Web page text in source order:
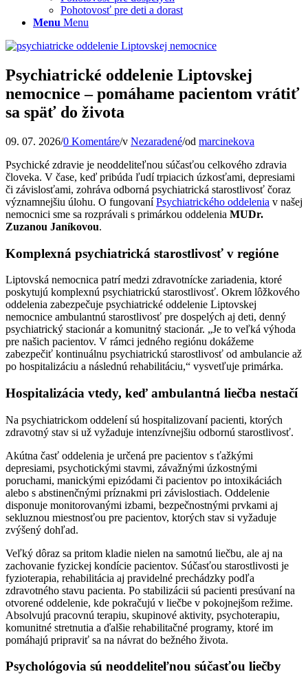
Pohotovosť pre deti a dorast
Menu Menu
Psychiatrické oddelenie Liptovskej
nemocnice – pomáhame pacientom vrátiť
sa späť do života
09. 07. 2026/0 Komentáre/v Nezaradené/od marcinekova
Psychické zdravie je neoddeliteľnou súčasťou celkového zdravia
človeka. V čase, keď pribúda ľudí trpiacich úzkosťami, depresiami
či závislosťami, zohráva odborná psychiatrická starostlivosť čoraz
významnejšiu úlohu. O fungovaníPsychiatrického oddelenia v našej
nemocnici sme sa rozprávali s primárkou oddelenia MUDr.
Zuzanou Janíkovou.
Komplexná psychiatrická starostlivosť v regióne
Liptovská nemocnica patrí medzi zdravotnícke zariadenia, ktoré
poskytujú komplexnú psychiatrickú starostlivosť. Okrem lôžkového
oddelenia zabezpečuje psychiatrické oddelenie Liptovskej
nemocnice ambulantnú starostlivosť pre dospelých aj deti, denný
psychiatrický stacionár a komunitný stacionár. „Je to veľká výhoda
pre našich pacientov. V rámci jedného regiónu dokážeme
zabezpečiť kontinuálnu psychiatrickú starostlivosť od ambulancie až
po hospitalizáciu a následnú rehabilitáciu,“ vysvetľuje primárka.
Hospitalizácia vtedy, keď ambulantná liečba nestačí
Na psychiatrickom oddelení sú hospitalizovaní pacienti, ktorých
zdravotný stav si už vyžaduje intenzívnejšiu odbornú starostlivosť.
Akútna časť oddelenia je určená pre pacientov s ťažkými
depresiami, psychotickými stavmi, závažnými úzkostnými
poruchami, manickými epizódami či pacientov po intoxikáciách
alebo s abstinenčnými príznakmi pri závislostiach. Oddelenie
disponuje monitorovanými izbami, bezpečnostnými prvkami aj
sekluznou miestnosťou pre pacientov, ktorých stav si vyžaduje
zvýšený dohľad.
Veľký dôraz sa pritom kladie nielen na samotnú liečbu, ale aj na
zachovanie fyzickej kondície pacientov. Súčasťou starostlivosti je
fyzioterapia, rehabilitácia aj pravidelné prechádzky podľa
zdravotného stavu pacienta. Po stabilizácii sú pacienti presúvaní na
otvorené oddelenie, kde pokračujú v liečbe v pokojnejšom režime.
Absolvujú pracovnú terapiu, skupinové aktivity, psychoterapiu,
komunitné stretnutia a ďalšie rehabilitačné programy, ktoré im
pomáhajú pripraviť sa na návrat do bežného života.
Psychológovia sú neoddeliteľnou súčasťou liečby